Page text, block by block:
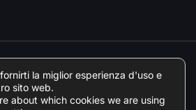
ARGONNE, 10 – PARMA
Francesca Devincenzi
la miglior esperienza d'uso e
sito web.
about which cookies we are using